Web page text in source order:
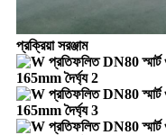
প্রক্রিয়া সরঞ্জাম